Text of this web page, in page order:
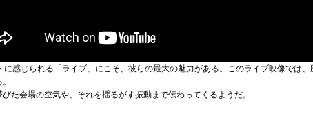
感じられる「ライブ」にこそ、彼らの最大の魅力がある。このライブ映像では
た会場の空気や、それを揺るがす振動まで伝わってくるようだ。